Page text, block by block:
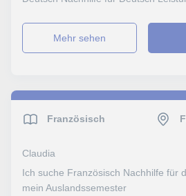
Mehr sehen
Französisch
Claudia
Ich suche Französisch Nachhilfe für
mein Auslandssemester